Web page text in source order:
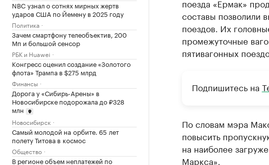
NBC узнал о сотнях мирных жертв
ударов США по Йемену в 2025 году
Политика
Зачем смартфону телеобъектив, 200
Мп и большой сенсор
РБК и Huawei
Конгресс оценил создание «Золотого
флота» Трампа в $275 млрд
Финансы
Дорога у «Сибирь-Арены» в
Новосибирске подорожала до ₽328
млн
Новосибирск
Самый молодой на орбите. 65 лет
полету Титова в космос
Общество
В регионе объем неплатежей по
поезда «Ермак»
составы позволили
поездов. Их
промежуточные
пятивагонных
Подпишитесь на
По словам мэра
повысить
на наиболее
Маркса».